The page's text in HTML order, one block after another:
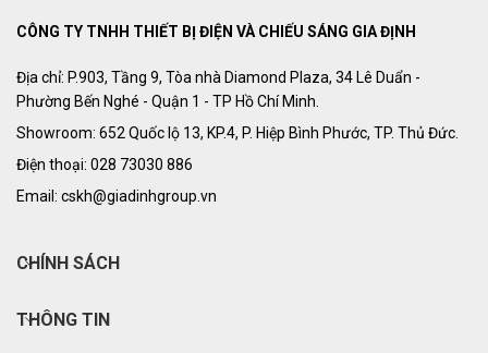
CÔNG TY TNHH THIẾT BỊ ĐIỆN VÀ CHIẾU SÁNG GIA ĐỊNH
Địa chỉ: P.903, Tầng 9, Tòa nhà Diamond Plaza, 34 Lê Duẩn -
Phường Bến Nghé - Quận 1 - TP Hồ Chí Minh.
Showroom: 652 Quốc lộ 13, KP.4, P. Hiệp Bình Phước, TP. Thủ Đức.
Điện thoại: 028 73030 886
Email: cskh@giadinhgroup.vn
CHÍNH SÁCH
THÔNG TIN